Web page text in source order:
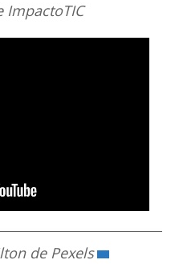
ImpactoTIC
de Pexels